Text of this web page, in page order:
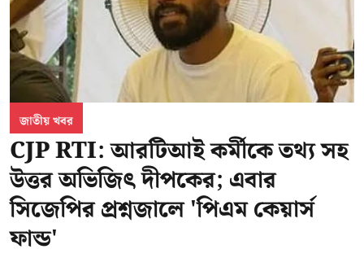
জাতীয় খবর
CJP RTI: আরটিআই কর্মীকে তথ্য সহ
উত্তর অভিজিৎ দীপকের; এবার
সিজেপির প্রশ্নজালে 'পিএম কেয়ার্স
ফান্ড'